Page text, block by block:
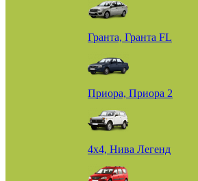
Гранта, Гранта FL
Приора, Приора 2
4х4, Нива Легенд